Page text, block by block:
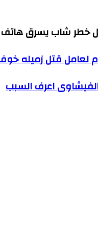
خطر شاب يسرق
لعامل قتل زميله
اعرف السبب